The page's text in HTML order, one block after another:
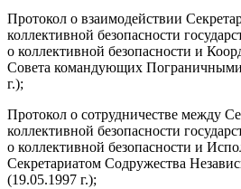
Протокол о взаимодействии
коллективной безопасности
о коллективной безопасности и
Совета командующих
г.);
Протокол о сотрудничестве между
коллективной безопасности
о коллективной безопасности и
Секретариатом Содружества
(19.05.1997 г.);